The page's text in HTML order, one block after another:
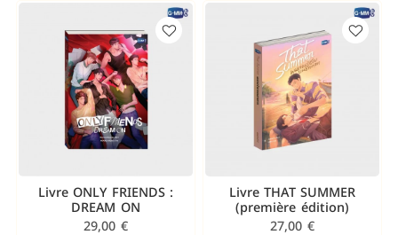
Livre ONLY FRIENDS :
DREAM ON
29,00 €
Livre THAT SUMMER
(première édition)
27,00 €